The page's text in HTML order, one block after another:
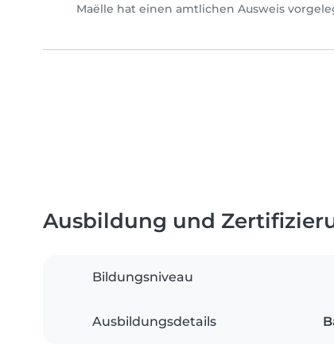
Maëlle hat einen amtlichen Ausweis
Ausbildung und
Bildungsniveau
Ausbildungsdetails